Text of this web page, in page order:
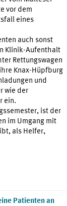
vor dem
eines
auch sonst
Klinik-Aufenthalt
Rettungswagen
Knax-Hüpfburg
und
wie der
ein.
ist der
im Umgang mit
als Helfer,
Patienten an